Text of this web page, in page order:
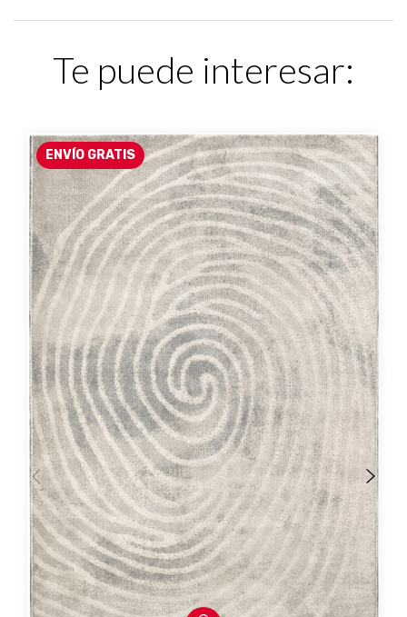
Te puede interesar:
ENVÍO GRATIS